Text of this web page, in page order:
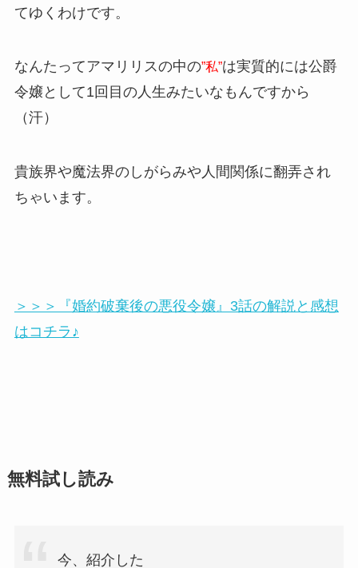
てゆくわけです。
なんたってアマリリスの中の”私”は実質的には公爵
令嬢として1回目の人生みたいなもんですから
（汗）
貴族界や魔法界のしがらみや人間関係に翻弄され
ちゃいます。
＞＞＞『婚約破棄後の悪役令嬢』3話の解説と感想
はコチラ♪
無料試し読み
今、紹介した